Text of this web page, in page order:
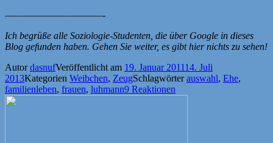
——————————-
Ich begrüße alle Soziologie-Studenten, die über Google in dieses
Blog gefunden haben. Gehen Sie weiter, es gibt hier nichts zu sehen!
AutordasnufVeröffentlicht am 19. Januar 201114. Juli
2013Kategorien Weibchen, ZeugSchlagwörterauswahl, Ehe,
familienleben, frauen, luhmann9 Reaktionen